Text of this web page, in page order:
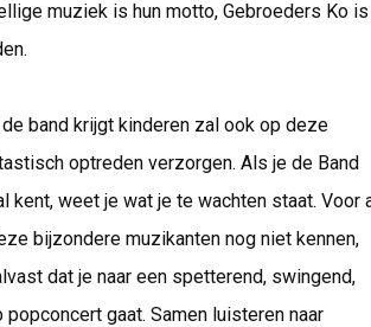
muziek is hun motto, Gebroeders Ko is
band krijgt kinderen zal ook op deze
optreden verzorgen. Als je de Band
kent, weet je wat je te wachten staat. Voor
bijzondere muzikanten nog niet kennen,
dat je naar een spetterend, swingend,
popconcert gaat. Samen luisteren naar